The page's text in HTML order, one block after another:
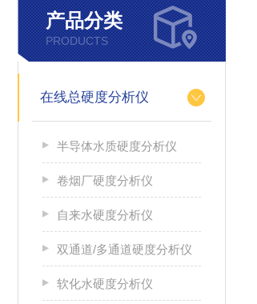
产品分类
PRODUCTS
在线总硬度分析仪
半导体水质硬度分析仪
卷烟厂硬度分析仪
自来水硬度分析仪
双通道/多通道硬度分析仪
软化水硬度分析仪